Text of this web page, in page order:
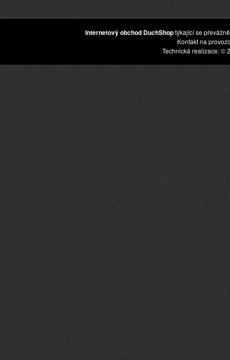
Internetový obchod DuchShoptýkající se
Kontakt na
Technická realizace: ©